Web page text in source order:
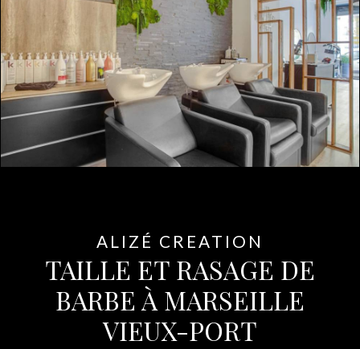
ALIZÉ CREATION
TAILLE ET RASAGE DE
BARBE À MARSEILLE
VIEUX-PORT